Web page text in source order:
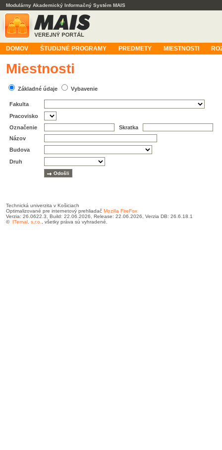
Modulárny Akademický Informačný Systém MAIS
DOMOV ŠTUDIJNÉ PROGRAMY PREDMETY MIESTNOSTI
Miestnosti
Základné údaje Vybavenie
Fakulta
Pracovisko
Označenie
Skratka
Názov
Budova
Druh
Technická univerzita v Košiciach
Optimalizované pre internetový prehliadač Mozilla FireFox
Verzia: 26.0622.3, Build: 22.06.2026, Release: 22.06.2026, Verzia DB: 26.6.18.1
© ITernal, s.r.o. , všetky práva sú vyhradené.